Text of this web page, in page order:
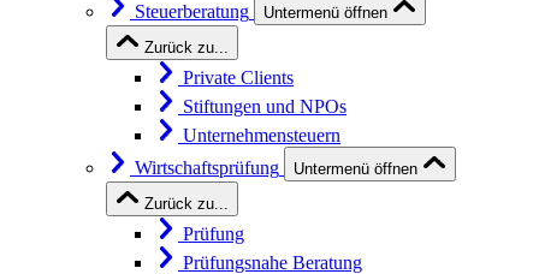
Steuerberatung
Untermenü öffnen
Zurück zu...
Private Clients
Stiftungen und NPOs
Unternehmensteuern
Wirtschaftsprüfung
Untermenü öffnen
Zurück zu...
Prüfung
Prüfungsnahe Beratung